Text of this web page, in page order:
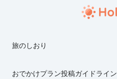
旅のしおり
おでかけプラン投稿ガイドライン